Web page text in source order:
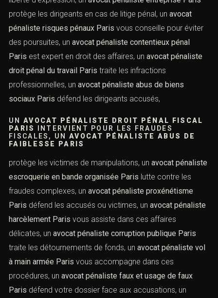
cassation, un avocat pénaliste conseil Paris
vous
accompagne en amont des litiges, un avocat pénaliste
STRATÉGIE DÉFENSE PARIS PRÉPARE
AVOCAT PÉNALISTE SPÉCIALISÉ EN CRIMES
expertise pointue, unavocat pénaliste diffamation Paris
protège votre réputation, unavocat pénaliste injure Paris
pénaliste droit de la presse Parisconnaît les lois sur la
liberté d’expression, unavocat pénaliste entreprise Paris
pénaliste risques pénaux Paris
vous conseille pour
éviter des poursuites, unavocat pénaliste contentieux
est expert en droit des affaires, un
traite les infractions
sociaux Paris
défend les dirigeants accusés,
UNAVOCAT PÉNALISTE DROIT PÉNAL
FRAUDES FISCALES, UNAVOCAT PÉNALISTE